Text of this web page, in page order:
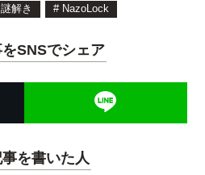
解き # NazoLock
SNSでシェア
を書いた人